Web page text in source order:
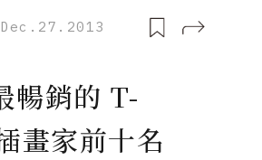
Dec.27.2013
暢銷的 T-
畫家前十名